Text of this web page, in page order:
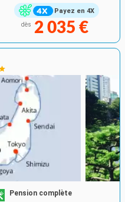
Payez en 4X
dès 2 035 €
Pension complète